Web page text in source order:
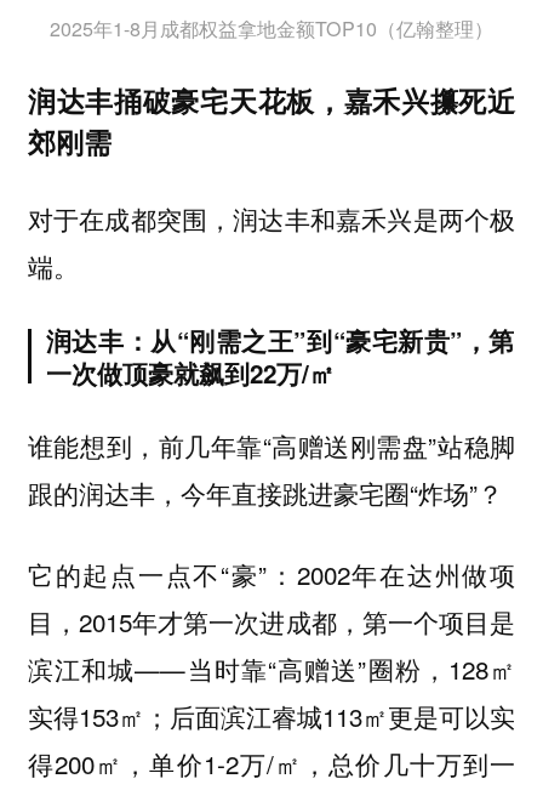
2025年1-8月成都权益拿地金额TOP10（亿翰整理）
润达丰捅破豪宅天花板，嘉禾兴攥死近
郊刚需
对于在成都突围，润达丰和嘉禾兴是两个极
端。
润达丰：从“刚需之王”到“豪宅新贵”，第
一次做顶豪就飙到22万/㎡
谁能想到，前几年靠“高赠送刚需盘”站稳脚
跟的润达丰，今年直接跳进豪宅圈“炸场”？
它的起点一点不“豪”：2002年在达州做项
目，2015年才第一次进成都，第一个项目是
滨江和城——当时靠“高赠送”圈粉，128㎡
实得153㎡；后面滨江睿城113㎡更是可以实
得200㎡，单价1-2万/㎡，总价几十万到一